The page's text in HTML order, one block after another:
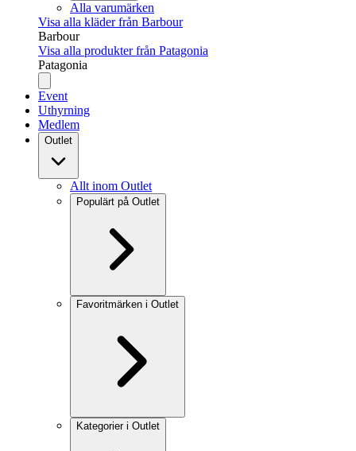
Alla varumärken
Visa alla kläder från Barbour
Barbour
Visa alla produkter från Patagonia
Patagonia
Event
Uthyrning
Medlem
Outlet
Allt inom Outlet
Populärt på Outlet
Favoritmärken i Outlet
Kategorier i Outlet